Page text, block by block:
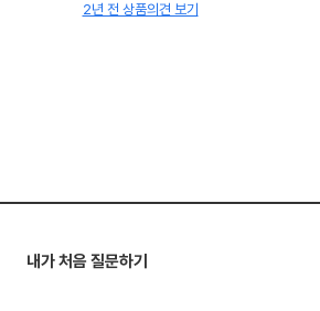
2년 전 상품의견 보기
내가 처음 질문하기